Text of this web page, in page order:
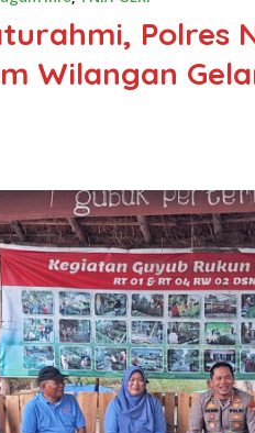
Polres
Wilangan